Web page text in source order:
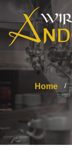
Home